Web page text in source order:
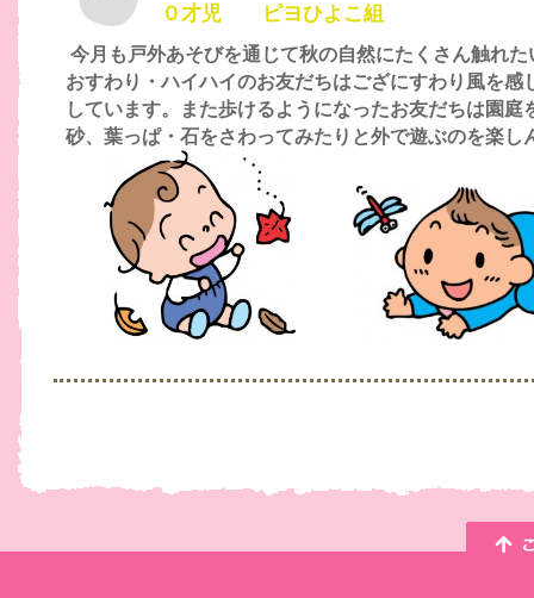
０才児 ピヨひよこ組
今月も戸外あそびを通じて秋の自然にたくさん触れ
おすわり・ハイハイのお友だちはござにすわり風を感
しています。また歩けるようになったお友だちは園庭
砂、葉っぱ・石をさわってみたりと外で遊ぶのを楽し